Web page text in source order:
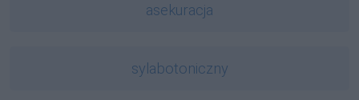
asekuracja
sylabotoniczny